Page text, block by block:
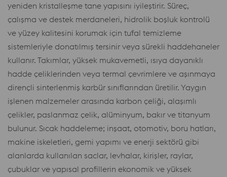
yeniden kristalleşme tane yapısını iyileştirir. Süreç,
çalışma ve destek merdaneleri, hidrolik boşluk kontrolü
ve yüzey kalitesini korumak için tufal temizleme
sistemleriyle donatılmış tersinir veya sürekli haddehaneler
kullanır. Takımlar, yüksek mukavemetli, ısıya dayanıklı
hadde çeliklerinden veya termal çevrimlere ve aşınmaya
dirençli sinterlenmiş karbür sınıflarından üretilir. Yaygın
işlenen malzemeler arasında karbon çeliği, alaşımlı
çelikler, paslanmaz çelik, alüminyum, bakır ve titanyum
bulunur. Sıcak haddeleme; inşaat, otomotiv, boru hatları,
makine iskeletleri, gemi yapımı ve enerji sektörü gibi
alanlarda kullanılan saclar, levhalar, kirişler, raylar,
çubuklar ve yapısal profillerin ekonomik ve yüksek